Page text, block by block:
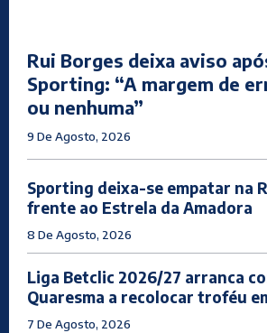
Rui Borges deixa aviso
Sporting: “A margem de
ou nenhuma”
9 De Agosto, 2026
Sporting deixa-se empatar na
frente ao Estrela da Amadora
8 De Agosto, 2026
Liga Betclic 2026/27 arranca
Quaresma a recolocar troféu
7 De Agosto, 2026